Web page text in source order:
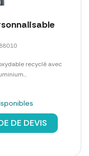
recyclé avec
DE DEVIS